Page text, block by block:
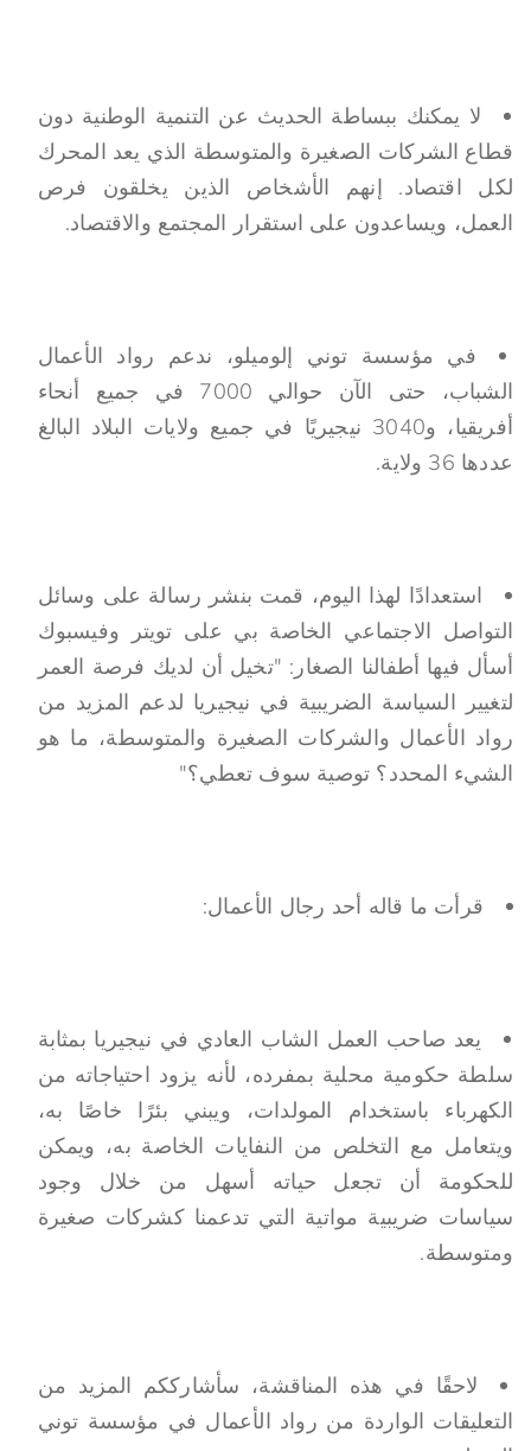
لا يمكنك ببساطة الحديث عن التنمية الوطنية دون
قطاع الشركات الصغيرة والمتوسطة الذي يعد المحرك
لكل اقتصاد. إنهم الأشخاص الذين يخلقون فرص
العمل، ويساعدون على استقرار المجتمع والاقتصاد.
في مؤسسة توني إلوميلو، ندعم رواد الأعمال
الشباب، حتى الآن حوالي 7000 في جميع أنحاء
أفريقيا، و3040 نيجيريًا في جميع ولايات البلاد البالغ
عددها 36 ولاية.
استعدادًا لهذا اليوم، قمت بنشر رسالة على وسائل
التواصل الاجتماعي الخاصة بي على تويتر وفيسبوك
أسأل فيها أطفالنا الصغار: "تخيل أن لديك فرصة العمر
لتغيير السياسة الضريبية في نيجيريا لدعم المزيد من
رواد الأعمال والشركات الصغيرة والمتوسطة، ما هو
الشيء المحدد؟ توصية سوف تعطي؟"
قرأت ما قاله أحد رجال الأعمال:
يعد صاحب العمل الشاب العادي في نيجيريا بمثابة
سلطة حكومية محلية بمفرده، لأنه يزود احتياجاته من
الكهرباء باستخدام المولدات، ويبني بئرًا خاصًا به،
ويتعامل مع التخلص من النفايات الخاصة به، ويمكن
للحكومة أن تجعل حياته أسهل من خلال وجود
سياسات ضريبية مواتية التي تدعمنا كشركات صغيرة
ومتوسطة.
لاحقًا في هذه المناقشة، سأشارككم المزيد من
التعليقات الواردة من رواد الأعمال في مؤسسة توني